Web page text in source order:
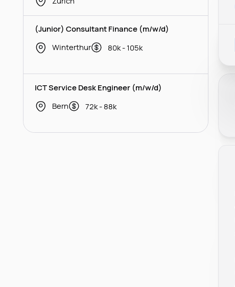
(Junior) Consultant Finance (m/w/d)
Winterthur
80k - 105k
ICT Service Desk Engineer (m/w/d)
Bern
72k - 88k